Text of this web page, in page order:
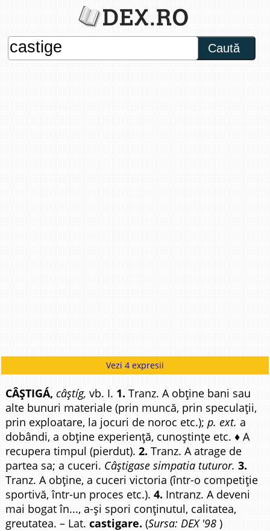
Caută
Vezi 4 expresii
CÂȘTIGÁ, câștíg, vb. I. 1. Tranz. A obține bani sau
alte bunuri materiale (prin muncă, prin speculații,
prin exploatare, la jocuri de noroc etc.);p. ext. a
dobândi, a obține experiență, cunoștințe etc. ♦ A
recupera timpul (pierdut).2. Tranz. A atrage de
partea sa; a cuceri. Câștigase simpatia tuturor. 3.
Tranz. A obține, a cuceri victoria (într-o competiție
sportivă, într-un proces etc.).4. Intranz. A deveni
mai bogat în..., a-și spori conținutul, calitatea,
greutatea. – Lat.castigare. (Sursa: DEX '98 )